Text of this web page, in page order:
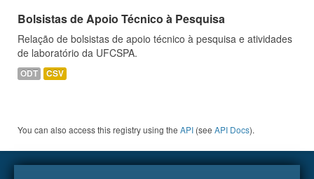
Bolsistas de Apoio Técnico à Pesquisa
Relação de bolsistas de apoio técnico à pesquisa e atividades
de laboratório da UFCSPA.
ODT CSV
You can also access this registry using the API (see API Docs).